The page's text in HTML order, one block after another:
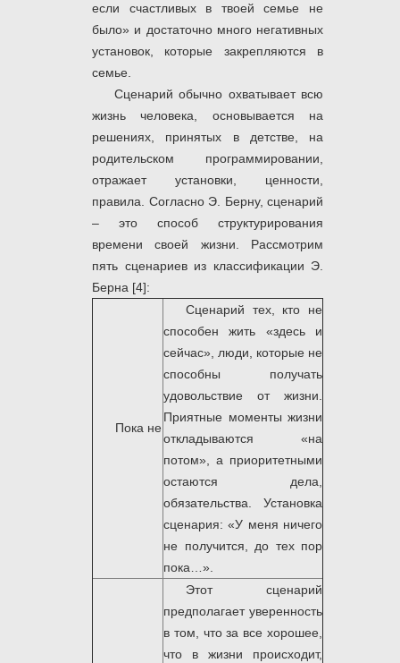
если счастливых в твоей семье не
было» и достаточно много негативных
установок, которые закрепляются в
семье.
Сценарий обычно охватывает всю
жизнь человека, основывается на
решениях, принятых в детстве, на
родительском программировании,
отражает установки, ценности,
правила. Согласно Э. Берну, сценарий
– это способ структурирования
времени своей жизни. Рассмотрим
пять сценариев из классификации Э.
Берна [4]:
Пока не
Сценарий тех, кто не
способен жить «здесь и
сейчас», люди, которые не
способны получать
удовольствие от жизни.
Приятные моменты жизни
откладываются «на
потом», а приоритетными
остаются дела,
обязательства. Установка
сценария: «У меня ничего
не получится, до тех пор
пока…».
Этот сценарий
предполагает уверенность
в том, что за все хорошее,
что в жизни происходит,